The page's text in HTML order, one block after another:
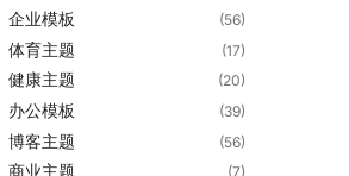
企业模板 (56)
体育主题 (17)
健康主题 (20)
办公模板 (39)
博客主题 (56)
商业主题 (7)